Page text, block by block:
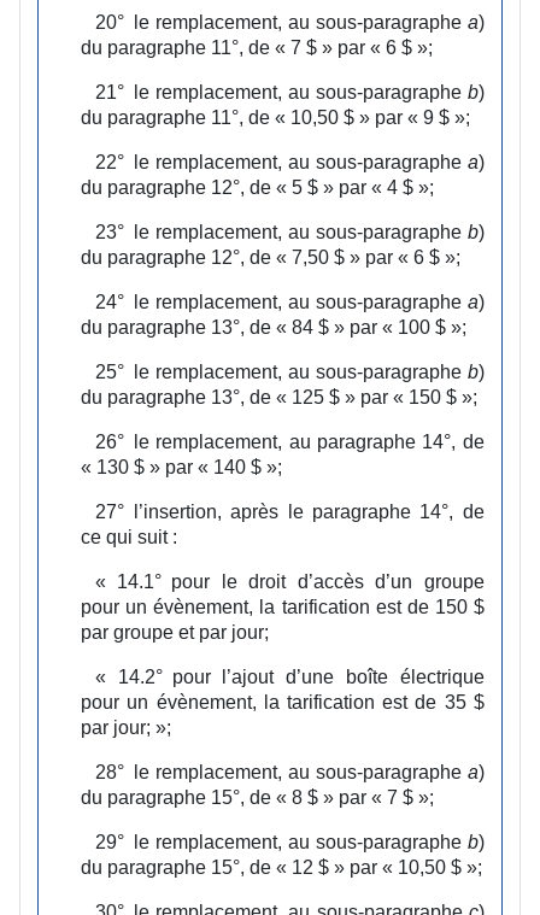
20° le remplacement, au sous‑paragraphe a)
du paragraphe 11°, de « 7 $ » par « 6 $ »;
21° le remplacement, au sous‑paragraphe b)
du paragraphe 11°, de « 10,50 $ » par « 9 $ »;
22° le remplacement, au sous‑paragraphe a)
du paragraphe 12°, de « 5 $ » par « 4 $ »;
23° le remplacement, au sous‑paragraphe b)
du paragraphe 12°, de « 7,50 $ » par « 6 $ »;
24° le remplacement, au sous‑paragraphe a)
du paragraphe 13°, de « 84 $ » par « 100 $ »;
25° le remplacement, au sous‑paragraphe b)
du paragraphe 13°, de « 125 $ » par « 150 $ »;
26° le remplacement, au paragraphe 14°, de
« 130 $ » par « 140 $ »;
27° l’insertion, après le paragraphe 14°, de
ce qui suit :
« 14.1° pour le droit d’accès d’un groupe
pour un évènement, la tarification est de 150 $
par groupe et par jour;
« 14.2° pour l’ajout d’une boîte électrique
pour un évènement, la tarification est de 35 $
par jour; »;
28° le remplacement, au sous‑paragraphe a)
du paragraphe 15°, de « 8 $ » par « 7 $ »;
29° le remplacement, au sous‑paragraphe b)
du paragraphe 15°, de « 12 $ » par « 10,50 $ »;